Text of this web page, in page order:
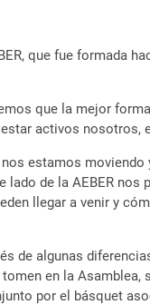
que fue formada
que la mejor
activos nosotros,
estamos
de la AEBER nos
llegar a venir y
de algunas
en la
por el básquet